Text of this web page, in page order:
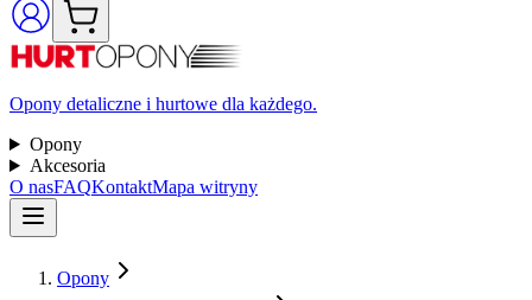
Opony detaliczne i hurtowe dla każdego.
Opony
Akcesoria
O nasFAQKontaktMapa witryny
Opony